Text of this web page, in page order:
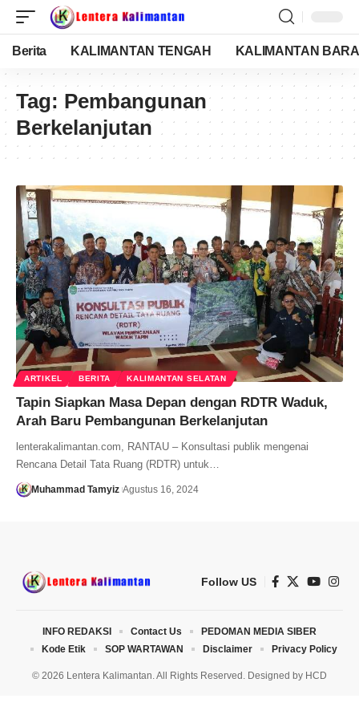
Berita KALIMANTAN TENGAH KALIMANTAN
Tag: Pembangunan
Berkelanjutan
ARTIKEL BERITA KALIMANTAN SELATAN
Tapin Siapkan Masa Depan dengan RDTR Waduk,
Arah Baru Pembangunan Berkelanjutan
lenterakalimantan.com, RANTAU – Konsultasi publik mengenai
Rencana Detail Tata Ruang (RDTR) untuk…
Muhammad Tamyiz Agustus 16, 2024
Follow US
© 2026 Lentera Kalimantan. All Rights Reserved. Designed by HCD
INFO REDAKSI Contact Us
PEDOMAN MEDIA SIBER
Kode Etik
SOP WARTAWAN Disclaimer Privacy Policy